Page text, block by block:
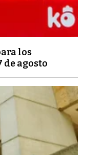
los
de agosto